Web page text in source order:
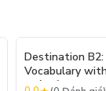
Destination B2:
Vocabulary
(Tái Bản 2025)